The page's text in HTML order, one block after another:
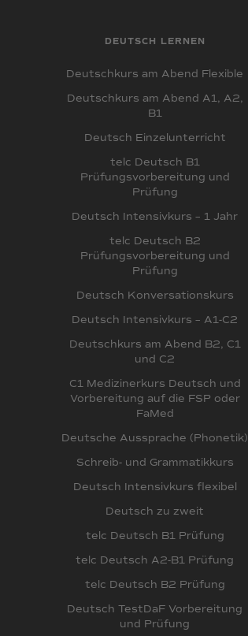
DEUTSCH LERNEN
Deutschkurs am Abend Flexible
Deutschkurs am Abend A1, A2,
B1
Deutsch Einzelunterricht
telc Deutsch B1
Prüfungsvorbereitung und
Prüfung
Deutsch Intensivkurs – 1 Jahr
telc Deutsch B2
Prüfungsvorbereitung und
Prüfung
Deutsch Konversationskurs
Deutsch Intensivkurs – A1-C2
Deutschkurs am Abend B2, C1
und C2
C1 Medizinerkurs Deutsch und
Vorbereitung auf die FSP oder
FaMed
Deutsche Aussprache (Phonetik)
Schreib- und Grammatikkurs
Deutsch Intensivkurs flexibel
Deutsch zu zweit
telc Deutsch B1 Prüfung
telc Deutsch A2-B1 Prüfung
telc Deutsch B2 Prüfung
Deutsch TestDaF Vorbereitung
und Prüfung